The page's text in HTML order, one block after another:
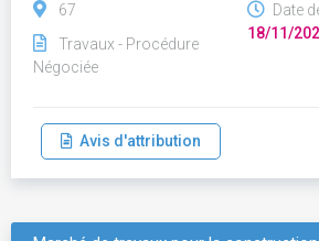
67
Travaux - Procédure
Négociée
Date
18/11/
Avis d'attribution